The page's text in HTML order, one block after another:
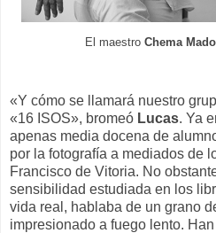
El maestro Chema
«Y cómo se llamará nuestro
«16 ISOS», bromeó Lucas. Ya
apenas media docena de
por la fotografía a mediados de
Francisco de Vitoria. No
sensibilidad estudiada en los
vida real, hablaba de un grano
impresionado a fuego lento.